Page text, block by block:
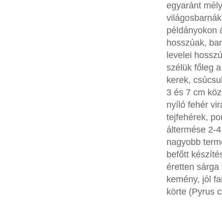
egyaránt
példányokon
hosszúak,
levelei
szélük főleg
kerek,
3 és 7 cm
nyíló fehér
tejfehérek,
áltermése 2-
nagyobb
befőtt
éretten sárga
kemény, jól
körte (Pyrus